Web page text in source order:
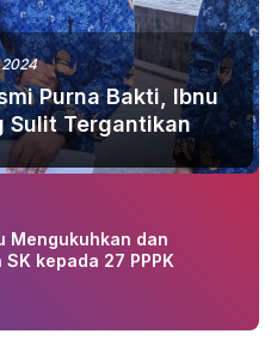
Purna Bakti, Ibnu
Sulit Tergantikan
Mengukuhkan dan
kepada 27 PPPK